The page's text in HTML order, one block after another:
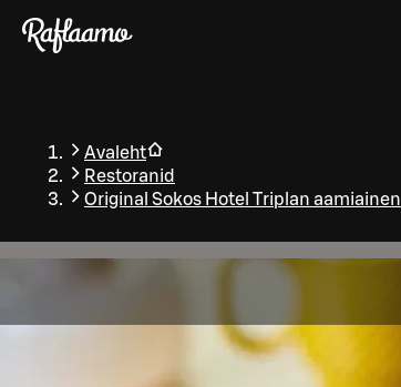
Liigu peamise sisu juurde
Avaleht
Restoranid
Original Sokos Hotel Triplan aamiainen